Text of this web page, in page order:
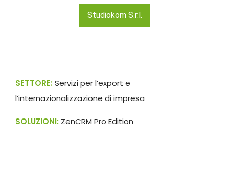
Studiokom S.r.l.
SETTORE:Servizi per l’export e
l’internazionalizzazione di impresa
SOLUZIONI: ZenCRM Pro Edition